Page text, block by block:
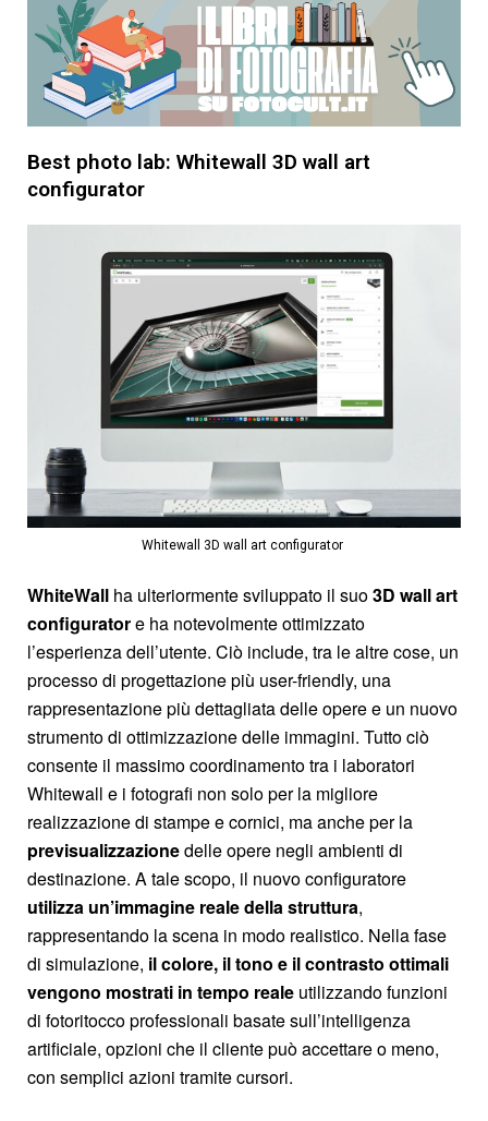
Best photo lab: Whitewall 3D wall art
configurator
Whitewall 3D wall art configurator ​
WhiteWall ha ulteriormente sviluppato il suo3D wall art
configuratore ha notevolmente ottimizzato
l’esperienza dell’utente. Ciò include, tra le altre cose, un
processo di progettazione più user-friendly, una
rappresentazione più dettagliata delle opere e un nuovo
strumento di ottimizzazione delle immagini. Tutto ciò
consente il massimo coordinamento tra i laboratori
Whitewall e i fotografi non solo per la migliore
realizzazione di stampe e cornici, ma anche per la
previsualizzazionedelle opere negli ambienti di
destinazione. A tale scopo, il nuovo configuratore
utilizza un’immagine reale della struttura,
rappresentando la scena in modo realistico. Nella fase
di simulazione, il colore, il tono e il contrasto ottimali
vengono mostrati in tempo reale utilizzando funzioni
di fotoritocco professionali basate sull’intelligenza
artificiale, opzioni che il cliente può accettare o meno,
con semplici azioni tramite cursori.